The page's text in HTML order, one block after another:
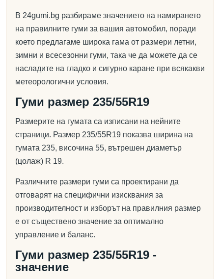
В 24gumi.bg разбираме значението на намирането
на правилните гуми за вашия автомобил, поради
което предлагаме широка гама от размери летни,
зимни и всесезонни гуми, така че да можете да се
насладите на гладко и сигурно каране при всякакви
метеорологични условия.
Гуми размер 235/55R19
Размерите на гумата са изписани на нейните
страници. Размер 235/55R19 показва ширина на
гумата 235, височина 55, вътрешен диаметър
(цолаж) R 19.
Различните размери гуми са проектирани да
отговарят на специфични изисквания за
производителност и изборът на правилния размер
е от съществено значение за оптимално
управление и баланс.
Гуми размер 235/55R19 -
значение